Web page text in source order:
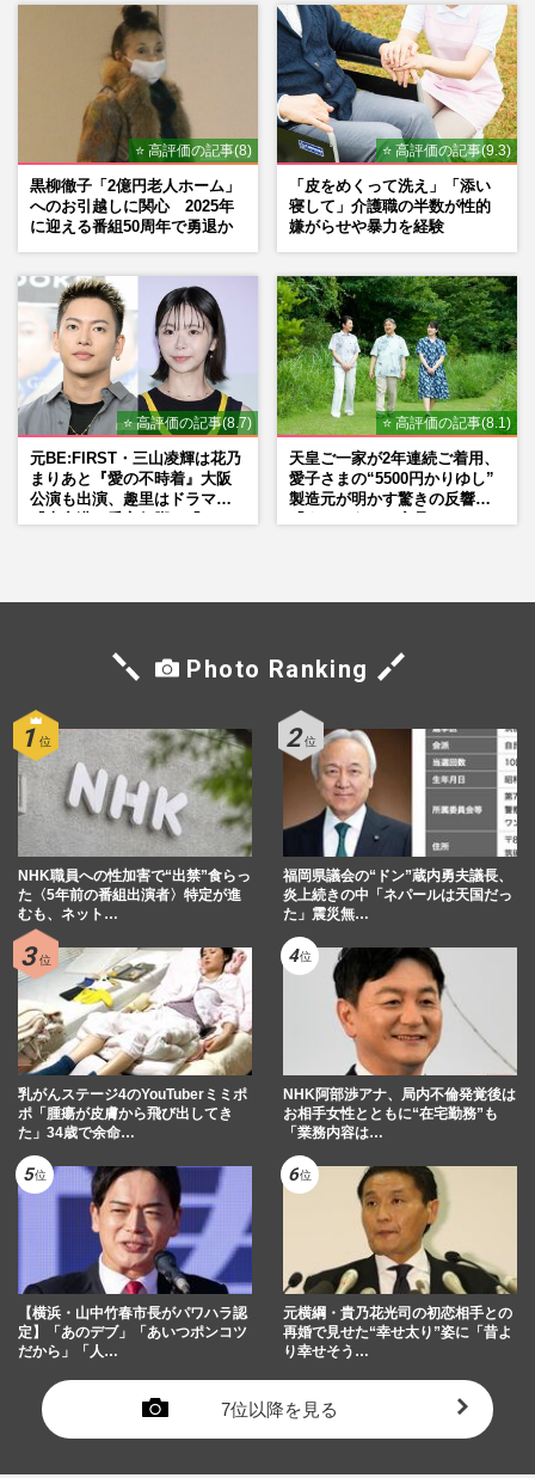
⭐ 高評価の記事(8)
黒柳徹子「2億円老人ホーム」
へのお引越しに関心 2025年
に迎える番組50周年で勇退か
⭐ 高評価の記事(9.3)
「皮をめくって洗え」「添い
寝して」介護職の半数が性的
嫌がらせや暴力を経験
⭐ 高評価の記事(8.7)
元BE:FIRST・三山凌輝は花乃
まりあと『愛の不時着』大阪
公演も出演、趣里はドラマ
⭐ 高評価の記事(8.1)
天皇ご一家が2年連続ご着用、
愛子さまの“5500円かりゆし”
製造元が明かす驚きの反響
Photo Ranking
NHK職員への性加害で“出禁”食らっ
た〈5年前の番組出演者〉特定が進
むも、ネット…
福岡県議会の“ドン”蔵内勇夫議長、
炎上続きの中「ネパールは天国だっ
た」震災無…
乳がんステージ4のYouTuberミミポ
ポ「腫瘍が皮膚から飛び出してき
た」34歳で余命…
NHK阿部渉アナ、局内不倫発覚後は
お相手女性とともに“在宅勤務”も
「業務内容は…
【横浜・山中竹春市長がパワハラ認
定】「あのデブ」「あいつポンコツ
だから」「人…
元横綱・貴乃花光司の初恋相手との
再婚で見せた“幸せ太り”姿に「昔よ
り幸せそう…
7位以降を見る